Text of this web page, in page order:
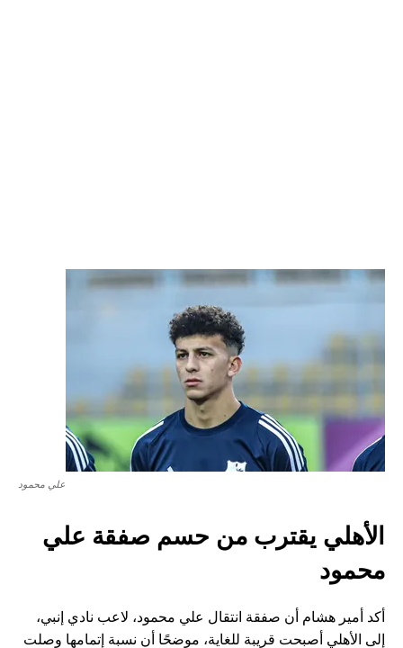
علي محمود
الأهلي يقترب من حسم صفقة علي
محمود
أكد أمير هشام أن صفقة انتقال علي محمود، لاعب نادي إنبي،
إلى الأهلي أصبحت قريبة للغاية، موضحًا أن نسبة إتمامها وصلت